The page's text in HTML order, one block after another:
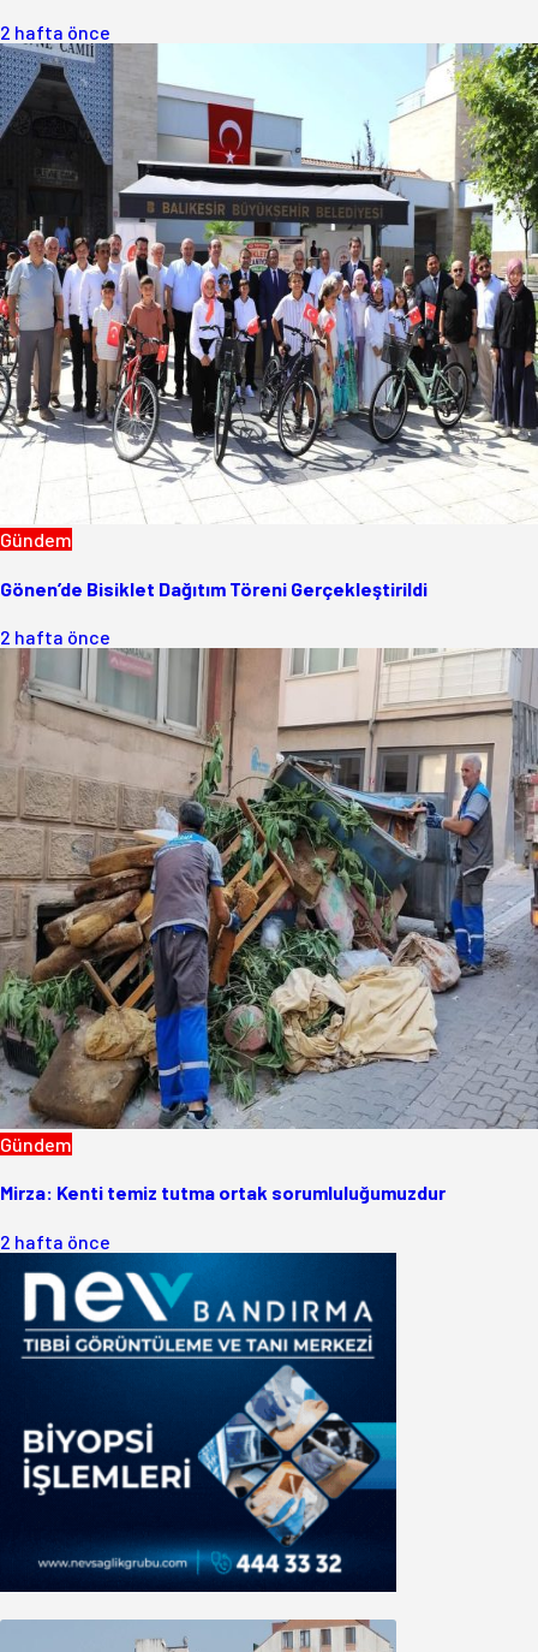
2 hafta önce
Gündem
Gönen’de Bisiklet Dağıtım Töreni Gerçekleştirildi
2 hafta önce
Gündem
Mirza: Kenti temiz tutma ortak sorumluluğumuzdur
2 hafta önce